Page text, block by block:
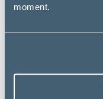
moment.